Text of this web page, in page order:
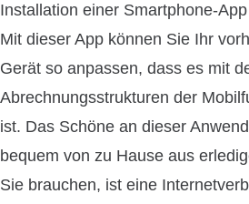
Installation einer Smartphone-
Mit dieser App können Sie Ihr
Gerät so anpassen, dass es mit
Abrechnungsstrukturen der
ist. Das Schöne an dieser
bequem von zu Hause aus
Sie brauchen, ist eine